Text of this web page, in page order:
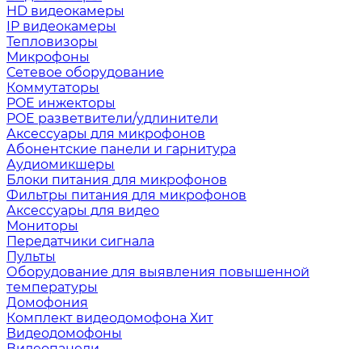
HD видеокамеры
IP видеокамеры
Тепловизоры
Микрофоны
Сетевое оборудование
Коммутаторы
POE инжекторы
POE разветвители/удлинители
Аксессуары для микрофонов
Абонентские панели и гарнитура
Аудиомикшеры
Блоки питания для микрофонов
Фильтры питания для микрофонов
Аксессуары для видео
Мониторы
Передатчики сигнала
Пульты
Оборудование для выявления повышенной
температуры
Домофония
Комплект видеодомофона Хит
Видеодомофоны